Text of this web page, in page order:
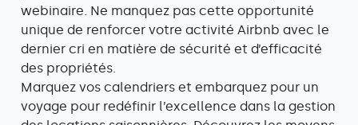
webinaire. Ne manquez pas cette opportunité
unique de renforcer votre activité Airbnb avec le
dernier cri en matière de sécurité et d’efficacité
des propriétés.
Marquez vos calendriers et embarquez pour un
voyage pour redéfinir l’excellence dans la gestion